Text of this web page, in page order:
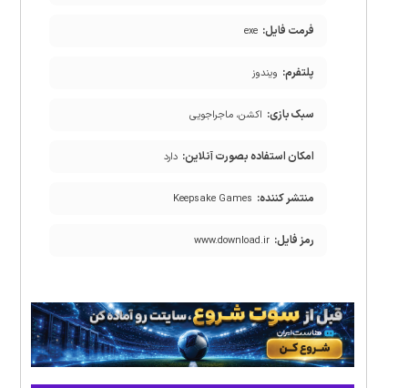
فرمت فایل: exe
پلتفرم: ویندوز
سبک بازی: اکشن، ماجراجویی
امکان استفاده بصورت آنلاین: دارد
منتشر کننده: Keepsake Games
رمز فایل: www.download.ir